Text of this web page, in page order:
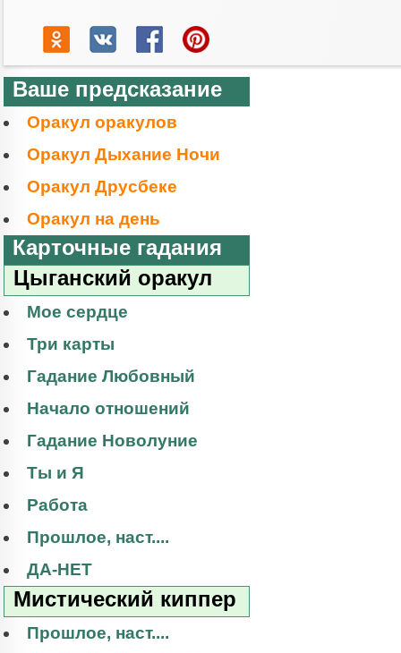
Ваше предсказание
Оракул оракулов
Оракул Дыхание Ночи
Оракул Друсбеке
Оракул на день
Карточные гадания
Цыганский оракул
Мое сердце
Три карты
Гадание Любовный
Начало отношений
Гадание Новолуние
Ты и Я
Работа
Прошлое, наст....
ДА-НЕТ
Мистический киппер
Прошлое, наст....